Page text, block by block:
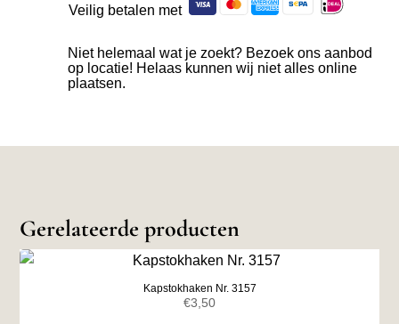
Veilig betalen met
Niet helemaal wat je zoekt? Bezoek ons aanbod
op locatie! Helaas kunnen wij niet alles online
plaatsen.
Gerelateerde producten
Kapstokhaken Nr. 3157
€3,50